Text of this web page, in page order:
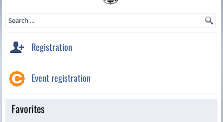
Registration
Event registration
Favorites